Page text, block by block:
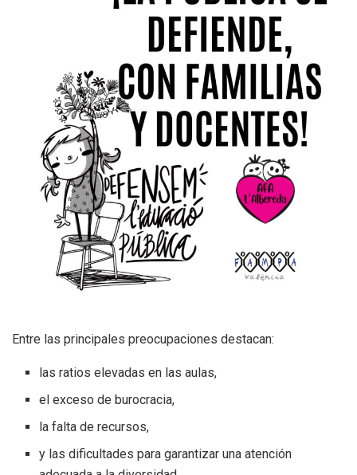
Entre las principales preocupaciones destacan:
las ratios elevadas en las aulas,
el exceso de burocracia,
la falta de recursos,
y las dificultades para garantizar una atención